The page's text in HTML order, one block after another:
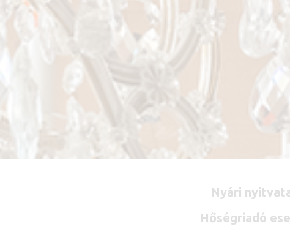
Nyári
Hőségriadó